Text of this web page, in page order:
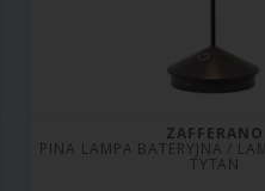
ZAFFERANO
PINA LAMPA BATERYJNA /
TYTAN